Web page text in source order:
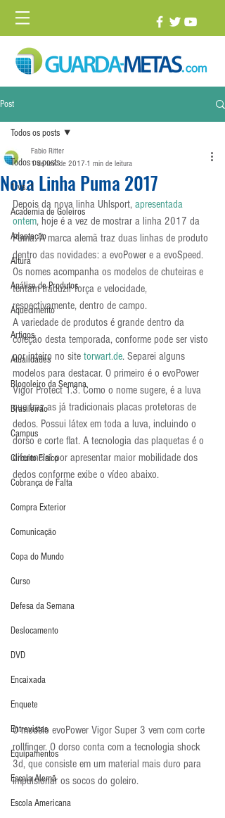
Post
Todos os posts
1 vs. 1
Academia de Goleiros
Adaptação
Altura
Análise de Produtos
Aquecimento
Artigos
Atualidades
Blogoleiro da Semana
Brasileirão
Campus
Circuito Físico
Cobrança de Falta
Compra Exterior
Comunicação
Copa do Mundo
Curso
Defesa da Semana
Deslocamento
DVD
Encaixada
Enquete
Entrevistas
Equipamentos
Escola Alemã
Escola Americana
Todos os posts
Nova Linha Puma 2017
Fabio Ritter
1 de fev. de 2017 1 min de leitura
Depois da nova linha Uhlsport, apresentada
ontem, hoje é a vez de mostrar a linha 2017 da
Puma. A marca alemã traz duas linhas de produto
dentro das novidades: a evoPower e a evoSpeed.
Os nomes acompanha os modelos de chuteiras e
tentam traduzir força e velocidade,
respectivamente, dentro de campo.
A variedade de produtos é grande dentro da
coleção desta temporada, conforme pode ser visto
por inteiro no site torwart.de. Separei alguns
modelos para destacar. O primeiro é o evoPower
Vigor Protect 1.3. Como o nome sugere, é a luva
que traz as já tradicionais placas protetoras de
dedos. Possui látex em toda a luva, incluindo o
dorso e corte flat. A tecnologia das plaquetas é o
diferencial por apresentar maior mobilidade dos
dedos conforme exibe o vídeo abaixo.
O modelo evoPower Vigor Super 3 vem com corte
rollfinger. O dorso conta com a tecnologia shock
3d, que consiste em um material mais duro para
impulsionar os socos do goleiro.